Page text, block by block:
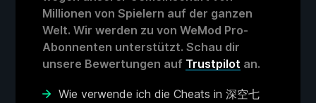
Millionen von Spielern auf der ganzen
Welt. Wir werden zu von WeMod Pro-
Abonnenten unterstützt. Schau dir
unsere Bewertungen auf Trustpilot an.
Wie verwende ich die Cheats in 深空七